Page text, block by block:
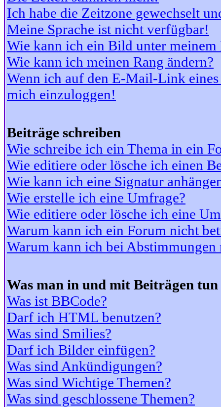
Ich habe die Zeitzone gewechselt
Meine Sprache ist nicht verfügbar!
Wie kann ich ein Bild unter meinem
Wie kann ich meinen Rang ändern?
Wenn ich auf den E-Mail-Link
mich einzuloggen!
Beiträge schreiben
Wie schreibe ich ein Thema in ein
Wie editiere oder lösche ich einen
Wie kann ich eine Signatur
Wie erstelle ich eine Umfrage?
Wie editiere oder lösche ich eine
Warum kann ich ein Forum nicht
Warum kann ich bei
Was man in und mit Beiträgen
Was ist BBCode?
Darf ich HTML benutzen?
Was sind Smilies?
Darf ich Bilder einfügen?
Was sind Ankündigungen?
Was sind Wichtige Themen?
Was sind geschlossene Themen?